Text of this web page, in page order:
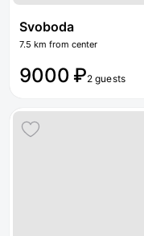
Svoboda
7.5 km from center
9000 ₽2 guests